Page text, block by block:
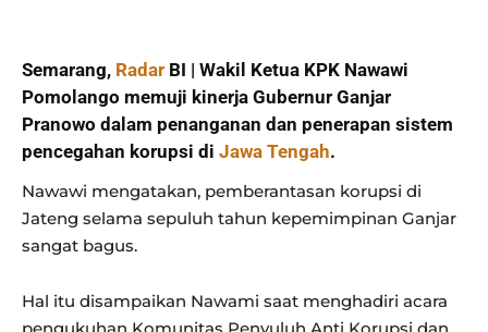
Semarang, Radar BI | Wakil Ketua KPK Nawawi
Pomolango memuji kinerja Gubernur Ganjar
Pranowo dalam penanganan dan penerapan sistem
pencegahan korupsi di Jawa Tengah.
Nawawi mengatakan, pemberantasan korupsi di
Jateng selama sepuluh tahun kepemimpinan Ganjar
sangat bagus.
Hal itu disampaikan Nawami saat menghadiri acara